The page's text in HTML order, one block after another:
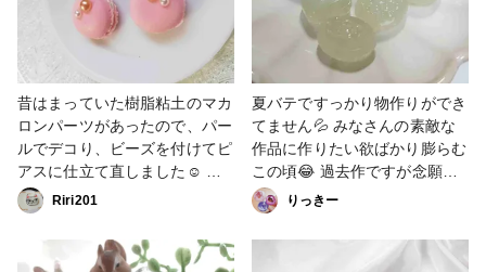
昔はまっていた樹脂粘土のマカ
ロンパーツがあったので、パー
ルでデコり、ビーズを付けてピ
アスに仕立て直しました☺️ 今
は100均でも樹脂粘土が売って
いるし、マカロンパーツ、また
作ろうかなぁ😶💭 #秋の作品コ
ンテスト2023 #樹脂粘土 #フェ
Riri201
夏バテですっかり物作りができ
てません💦 みなさんの素敵な
作品に作りたい欲ばかり膨らむ
この頃😂 過去作ですが念願の
ドロップ風モールドを手に入れ
た嬉しさで量産した飴ちゃん🍬
なかなか喉に良さそうな雰囲気
にできたのでは…と✨ #小物・
りっきー